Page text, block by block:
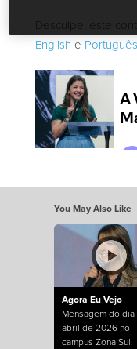
Desculpe, este
English e
You May Also Like
Agora Eu Vejo
Mensagem do dia
abril de 2026 no
campus Zona Sul.